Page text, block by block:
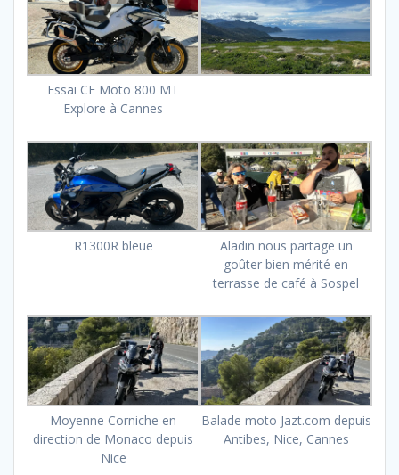
Essai CF Moto 800 MT
Explore à Cannes
R1300R bleue
Aladin nous partage un
goûter bien mérité en
terrasse de café à Sospel
Moyenne Corniche en
direction de Monaco depuis
Nice
Balade moto Jazt.com depuis
Antibes, Nice, Cannes